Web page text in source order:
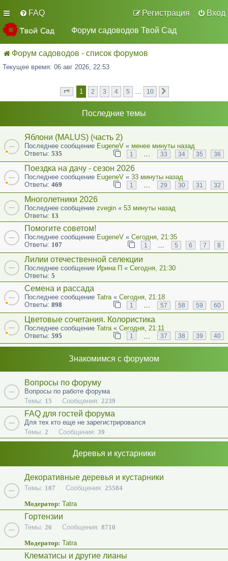
FAQ Вход
Регистрация
Форум садоводов Твой Сад
Форум садоводов - список форумов
Текущее время: 06 авг 2026, 22:53
Страница 1из 10
1 2 3 4 5 … 10
Последние темы
Яблони (MALUS) (часть 2)
Последнее сообщение EugeneV « менее минуты назад
Ответы: 535 1 … 33 34 35 36
Поездка на дачу - сезон 2026
Последнее сообщение EugeneV « 33 минуты назад
Ответы: 469 1 … 29 30 31 32
Многолетники 2026
Последнее сообщение zvegin « 53 минуты назад
Ответы: 13
Помогите советом!
Последнее сообщение EugeneV « Сегодня, 21:35
Ответы: 107 1 … 5 6 7 8
Лилии отечественной селекции
Последнее сообщение Ирина П « Сегодня, 21:30
Ответы: 5
Семена и рассада
Последнее сообщение Tatra « Сегодня, 21:18
Ответы: 898 1 57 58 59 60
Цветовые сочетания. Колористика
Последнее сообщение Tatra « Сегодня, 21:11
Ответы: 595 1 37 38 39 40
Знакомимся с форумом
Вопросы по форуму
Вопросы по работе форума
Темы: 15 Сообщения: 2239
FAQ для гостей форума
Для тех кто еще не зарегистрировался
Темы: 2 Сообщения: 39
Деревья и кустарники
Декоративные деревья и кустарники
Темы: 107 Сообщения: 25584
Модератор: Tatra
Гортензии
Темы: 26 Сообщения: 8710
Модератор: Tatra
Клематисы и другие лианы